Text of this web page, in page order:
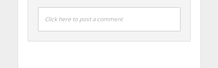
Click here to post a comment